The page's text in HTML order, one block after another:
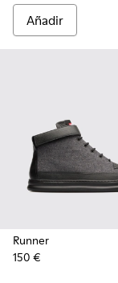
Añadir
Runner
150 €